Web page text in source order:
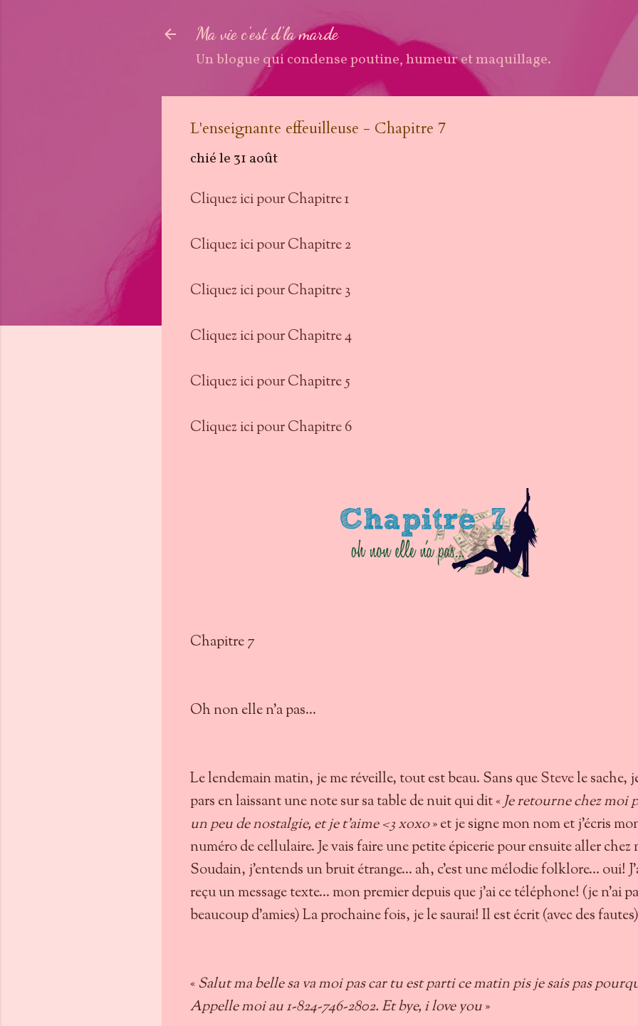
Ma vie c'est d'la marde
Un blogue qui condense poutine, humeur et maquillage.
L'enseignante effeuilleuse - Chapitre 7
chié le 31 août
Cliquez ici pour Chapitre 1
Cliquez ici pour Chapitre 2
Cliquez ici pour Chapitre 3
Cliquez ici pour Chapitre 4
Cliquez ici pour Chapitre5
Cliquez ici pour Chapitre 6
Chapitre 7
Oh non elle n’a pas…
Le lendemain matin, je me réveille, tout est beau. Sans queStevele sache,
pars en laissant une note sur sa table de nuit qui dit «Je retourne chez moi
un peu de nostalgie, et je t’aime <3 xoxo» et je signe mon nom et j’écris
numéro de cellulaire. Je vais faire une petite épicerie pour ensuite aller chez
Soudain, j’entends un bruit étrange… ah, c’est une mélodie folklore… oui!
reçu un message texte… mon premier depuis que j’ai ce téléphone! (je n’ai
beaucoup d’amies) La prochaine fois, je le saurai! Il est écrit (avec des
« Salut ma belle sa va moi pas car tu est parti ce matin pis je sais pas
Appelle moi au 1-824-746-2802. Et bye, i love you»